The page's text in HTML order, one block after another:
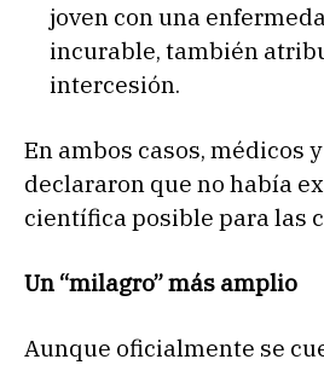
joven con una
incurable, también
intercesión.
En ambos casos, médicos
declararon que no había
científica posible para las
Un “milagro” más amplio
Aunque oficialmente se